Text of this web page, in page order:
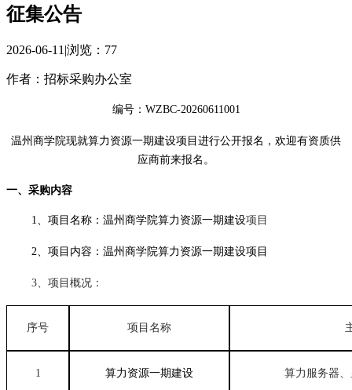
征集公告
2026-06-11 |浏览： 77
作者：招标采购办公室
编号：WZBC-20260611001
温州商学院现就算力资源一期建设项目进行公开报名，欢迎有资质供
应商前来报名。
一、采购内容
1、项目名称：温州商学院算力资源一期建设项目
2、项目内容：温州商学院算力资源一期建设项目
3、项目概况：
序号 项目名称
1 算力资源一期建设 算力服务器